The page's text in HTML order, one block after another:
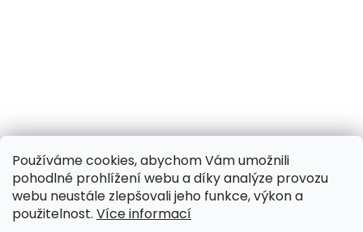
Používáme cookies, abychom Vám umožnili
pohodlné prohlížení webu a díky analýze provozu
webu neustále zlepšovali jeho funkce, výkon a
použitelnost. Více informací